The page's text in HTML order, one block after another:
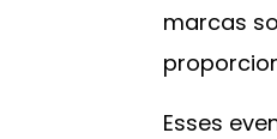
marcas
Esses